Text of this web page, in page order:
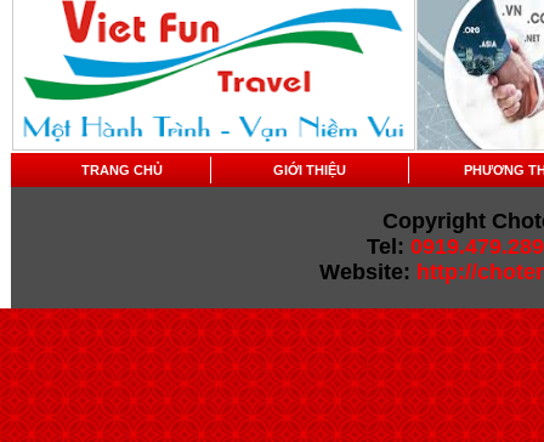
TRANG CHỦ GIỚI THIỆU PHƯƠNG
Copyright
Tel: 0919.479.289
Website: http://